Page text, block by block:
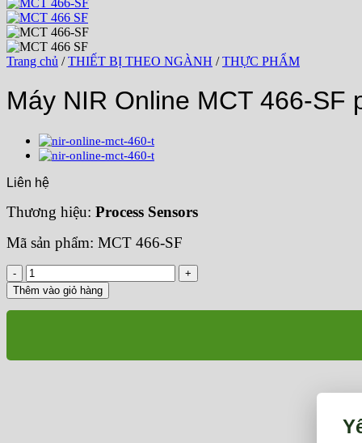
Trang chủ / THIẾT BỊ THEO NGÀNH / THỰC PHẨM
Máy NIR Online MCT 466-
Liên hệ
Thương hiệu: Process Sensors
Mã sản phẩm: MCT 466-SF
Máy
NIR
Online
MCT
phân
Thêm vào giỏ hàng